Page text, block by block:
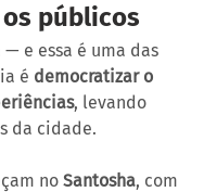
públicos
e essa é uma das
é democratizar o
, levando
da cidade.
no Santosha, com